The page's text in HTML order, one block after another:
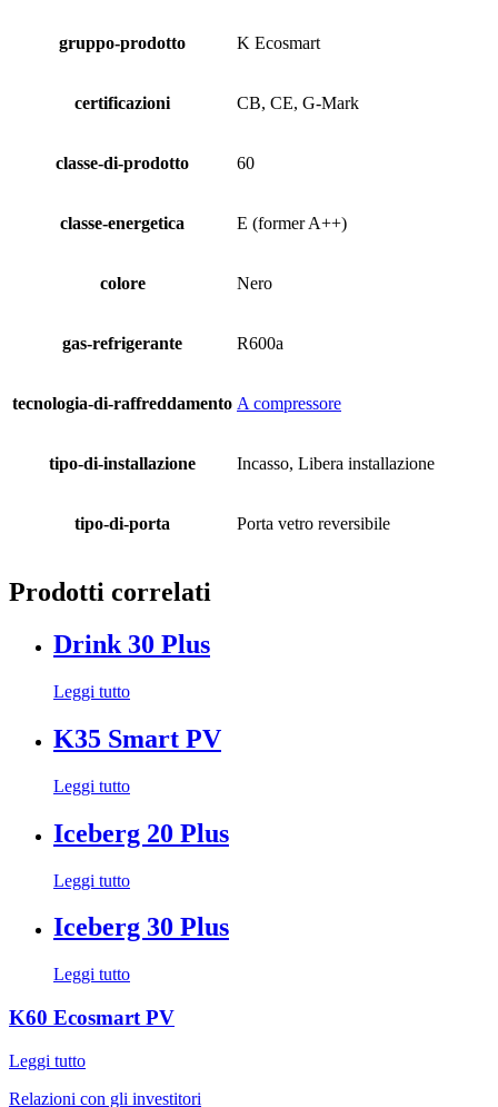
gruppo-prodotto K Ecosmart
certificazioni CB, CE, G-Mark
classe-di-prodotto 60
classe-energetica E (former A++)
colore Nero
gas-refrigerante R600a
tecnologia-di-raffreddamento A compressore
tipo-di-installazione Incasso, Libera installazione
tipo-di-porta Porta vetro reversibile
Prodotti correlati
Drink 30 Plus
Leggi tutto
K35 Smart PV
Leggi tutto
Iceberg 20 Plus
Leggi tutto
Iceberg 30 Plus
Leggi tutto
K60 Ecosmart PV
Leggi tutto
Relazioni con gli investitori